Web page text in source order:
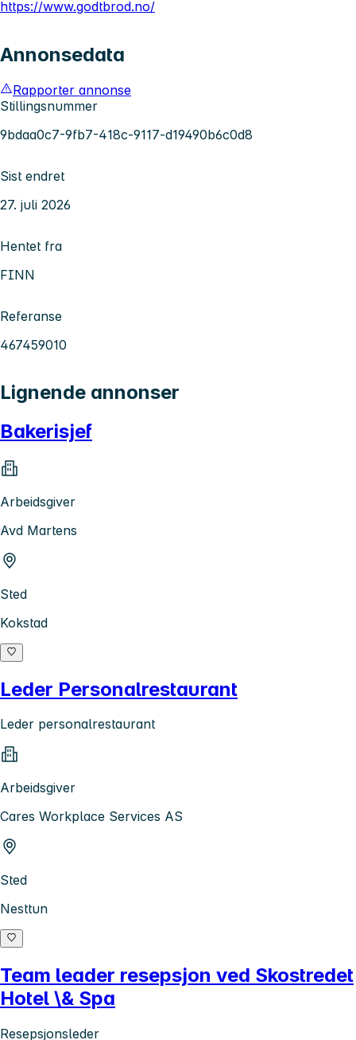
https://www.godtbrod.no/
Annonsedata
Rapporter annonse
Stillingsnummer
9bdaa0c7-9fb7-418c-9117-d19490b6c0d8
Sist endret
27. juli 2026
Hentet fra
FINN
Referanse
467459010
Lignende annonser
Bakerisjef
Arbeidsgiver
Avd Martens
Sted
Kokstad
Leder Personalrestaurant
Leder personalrestaurant
Arbeidsgiver
Cares Workplace Services AS
Sted
Nesttun
Team leader resepsjon ved Skostredet
Hotel \& Spa
Resepsjonsleder